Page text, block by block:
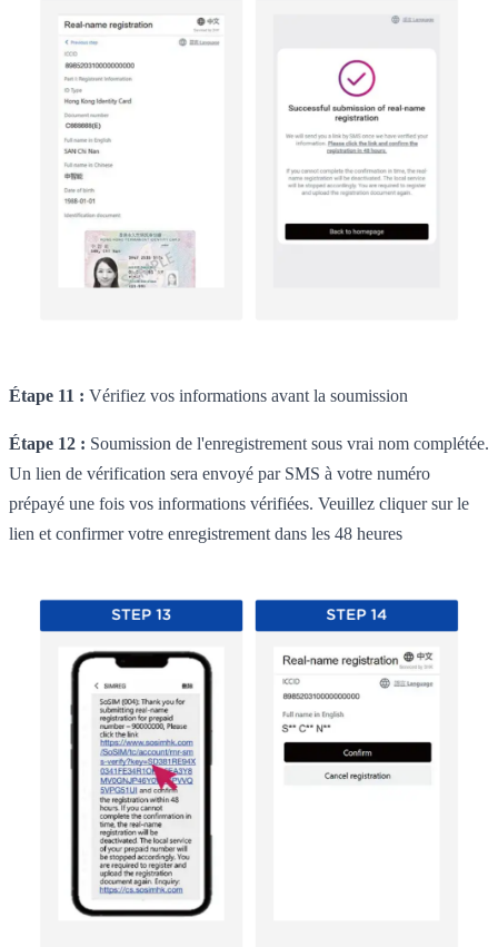
Étape 11 : Vérifiez vos informations avant la soumission
Étape 12 : Soumission de l'enregistrement sous vrai nom complétée.
Un lien de vérification sera envoyé par SMS à votre numéro
prépayé une fois vos informations vérifiées. Veuillez cliquer sur le
lien et confirmer votre enregistrement dans les 48 heures